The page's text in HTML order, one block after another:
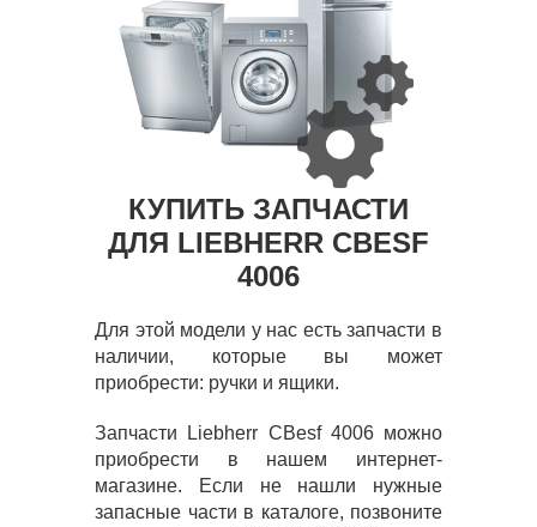
КУПИТЬ ЗАПЧАСТИ
ДЛЯ LIEBHERR CBESF
4006
Для этой модели у нас есть запчасти в
наличии, которые вы может
приобрести: ручки и ящики.
Запчасти Liebherr CBesf 4006 можно
приобрести в нашем интернет-
магазине. Если не нашли нужные
запасные части в каталоге, позвоните